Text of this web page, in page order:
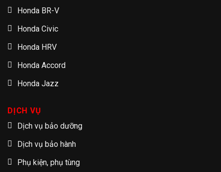
Honda BR-V
Honda Civic
Honda HRV
Honda Accord
Honda Jazz
DỊCH VỤ
Dịch vụ bảo dưỡng
Dịch vụ bảo hành
Phụ kiện, phụ tùng